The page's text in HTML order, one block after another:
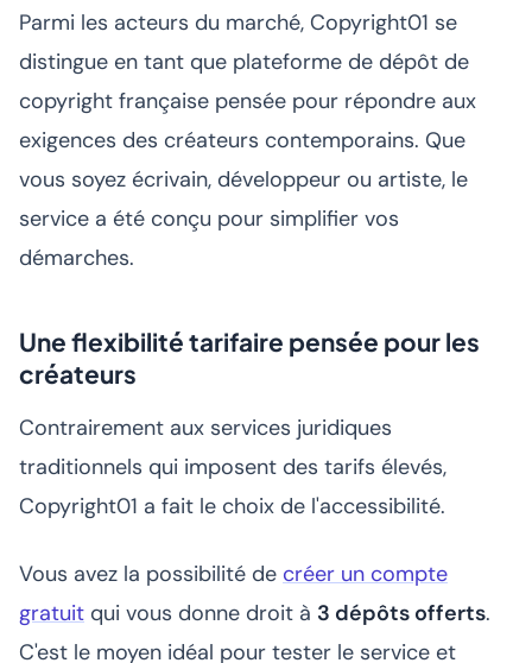
Parmi les acteurs du marché, Copyright01 se
distingue en tant que plateforme de dépôt de
copyright française pensée pour répondre aux
exigences des créateurs contemporains. Que
vous soyez écrivain, développeur ou artiste, le
service a été conçu pour simplifier vos
démarches.
Une flexibilité tarifaire pensée pour les
créateurs
Contrairement aux services juridiques
traditionnels qui imposent des tarifs élevés,
Copyright01 a fait le choix de l'accessibilité.
Vous avez la possibilité de créer un compte
gratuit qui vous donne droit à 3 dépôts offerts.
C'est le moyen idéal pour tester le service et